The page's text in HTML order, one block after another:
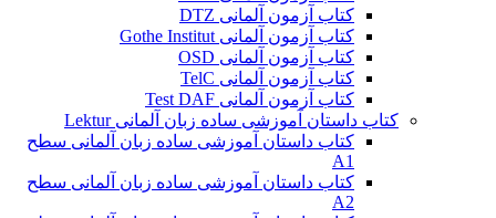
کتاب آزمون آلمانی DTZ
کتاب آزمون آلمانی Gothe Institut
کتاب آزمون آلمانی OSD
کتاب آزمون آلمانی TelC
کتاب آزمون آلمانی Test DAF
کتاب داستان آموزشی ساده زبان آلمانی Lektur
کتاب داستان آموزشی ساده زبان آلمانی سطح
A1
کتاب داستان آموزشی ساده زبان آلمانی سطح
A2